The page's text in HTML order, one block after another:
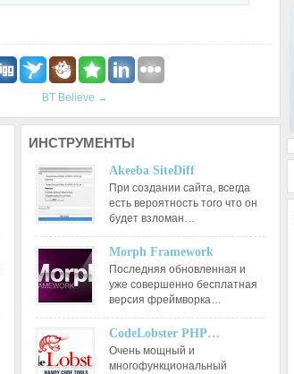
BT Believe →
ИНСТРУМЕНТЫ
Akeeba SiteDiff
При создании сайта, всегда
есть вероятность того что он
будет взломан…
Morph Framework
Последняя обновленная и
уже совершенно бесплатная
версия фреймворка…
CodeLobster PHP…
Очень мощный и
многофункциональный